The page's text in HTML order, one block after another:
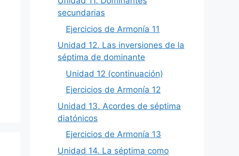
secundarias
Ejercicios de Armonía 11
Unidad 12. Las inversiones de la
séptima de dominante
Unidad 12 (continuación)
Ejercicios de Armonía 12
Unidad 13. Acordes de séptima
diatónicos
Ejercicios de Armonía 13
Unidad 14. La séptima como